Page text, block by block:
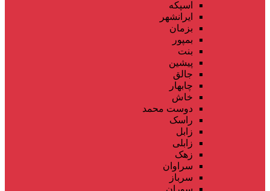
اسپکه
ایرانشهر
بزمان
بمپور
بنت
پیشین
جالق
چابهار
خاش
دوست محمد
راسک
زابل
زابلی
زهک
سراوان
سرباز
سوران